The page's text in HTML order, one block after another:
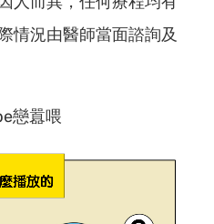
情況由醫師當面諮詢及
戀囂喂